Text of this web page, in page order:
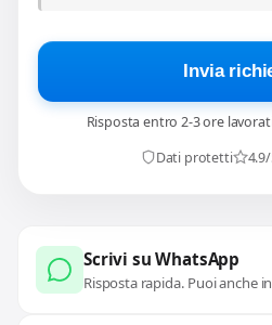
Invia
Risposta entro 2-3 ore
Dati protetti
Scrivi su WhatsApp
Risposta rapida. Puoi anche